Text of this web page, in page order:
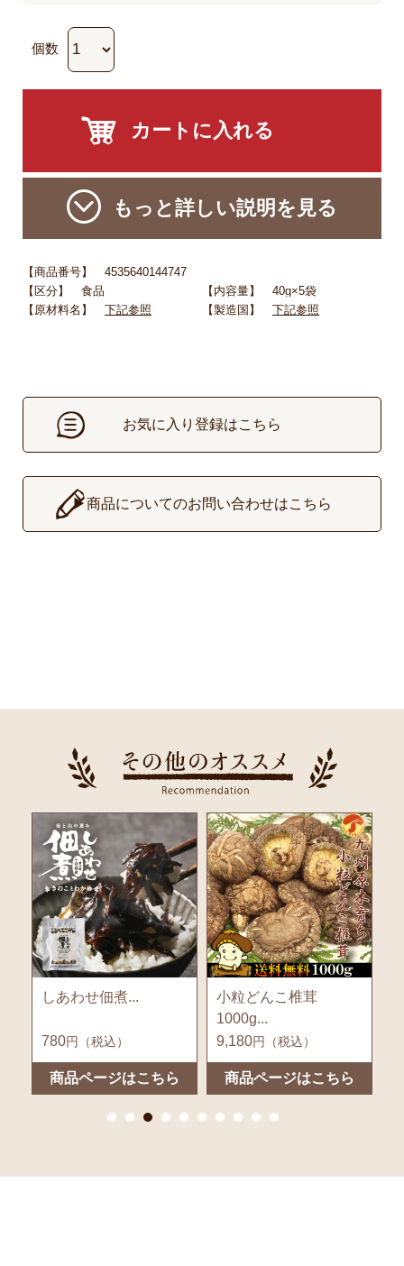
個数
もっと詳しい説明を見る
【商品番号】 4535640144747
【区分】 食品
【内容量】 40g×5袋
【原材料名】 下記参照 【製造国】 下記参照
お気に入り登録はこちら
▶商品についてのお問い合わせはこちら
小粒どんこ椎茸
9,180 円（税込）
商品ページはこちら
えのきっ粉...
600円（税込）
商品ページはこちら